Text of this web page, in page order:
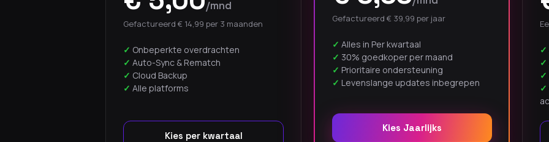
/mnd
Gefactureerd € 14,99 per 3 maanden
Onbeperkte overdrachten
Auto-Sync & Rematch
Cloud Backup
Alle platforms
Kies per kwartaal
Gefactureerd € 39,99 per jaar
Alles in Per kwartaal
30% goedkoper per maand
Prioritaire ondersteuning
Levenslange updates inbegrepen
Kies Jaarlijks